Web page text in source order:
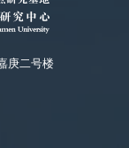
庚二号楼